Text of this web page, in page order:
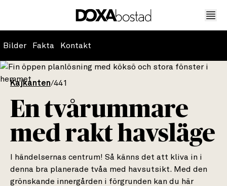
Bilder Fakta Kontakt
En tvårummare
med rakt havsläge
Kajkanten/441
I händelsernas centrum! Så känns det att kliva in i
denna bra planerade tvåa med havsutsikt. Med den
grönskande innergården i förgrunden kan du här